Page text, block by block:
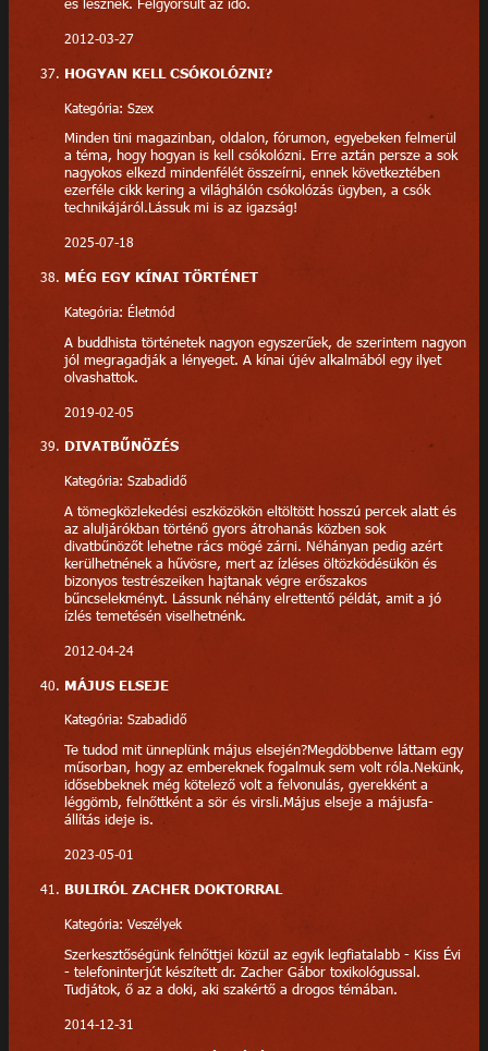
2012-03-27
HOGYAN KELL CSÓKOLÓZNI?
Kategória: Szex
Minden tini magazinban, oldalon, fórumon, egyebeken felmerül
a téma, hogy hogyan is kell csókolózni. Erre aztán persze a sok
nagyokos elkezd mindenfélét összeírni, ennek következtében
ezerféle cikk kering a világhálón csókolózás ügyben, a csók
technikájáról.Lássuk mi is az igazság!
2025-07-18
MÉG EGY KÍNAI TÖRTÉNET
Kategória: Életmód
A buddhista történetek nagyon egyszerűek, de szerintem nagyon
jól megragadják a lényeget. A kínai újév alkalmából egy ilyet
olvashattok.
2019-02-05
DIVATBŰNÖZÉS
Kategória: Szabadidő
A tömegközlekedési eszközökön eltöltött hosszú percek alatt és
az aluljárókban történő gyors átrohanás közben sok
divatbűnözőt lehetne rács mögé zárni. Néhányan pedig azért
kerülhetnének a hűvösre, mert az ízléses öltözködésükön és
bizonyos testrészeiken hajtanak végre erőszakos
bűncselekményt. Lássunk néhány elrettentő példát, amit a jó
ízlés temetésén viselhetnénk.
2012-04-24
MÁJUS ELSEJE
Kategória: Szabadidő
Te tudod mit ünneplünk május elsején?Megdöbbenve láttam egy
műsorban, hogy az embereknek fogalmuk sem volt róla.Nekünk,
idősebbeknek még kötelező volt a felvonulás, gyerekként a
léggömb, felnőttként a sör és virsli.Május elseje a májusfa-
állítás ideje is.
2023-05-01
BULIRÓL ZACHER DOKTORRAL
Kategória: Veszélyek
Szerkesztőségünk felnőttjei közül az egyik legfiatalabb - Kiss Évi
- telefoninterjút készített dr. Zacher Gábor toxikológussal.
Tudjátok, ő az a doki, aki szakértő a drogos témában.
2014-12-31